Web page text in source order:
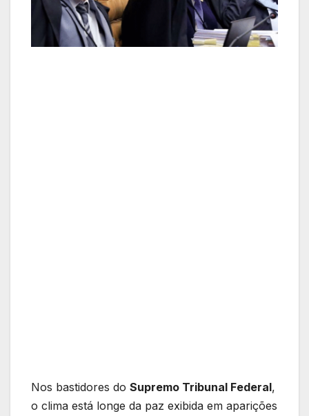
Nos bastidores do Supremo Tribunal Federal,
o clima está longe da paz exibida em aparições